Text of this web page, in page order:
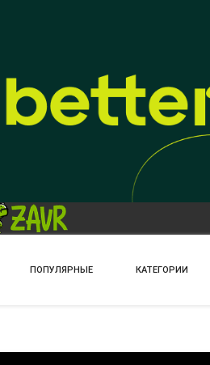
ПОПУЛЯРНЫЕ КАТЕГОРИИ